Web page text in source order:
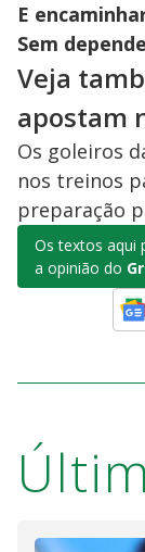
E
Sem
Veja
apostam
Os goleiros
nos treinos
preparação
Os textos aqui
a opinião do